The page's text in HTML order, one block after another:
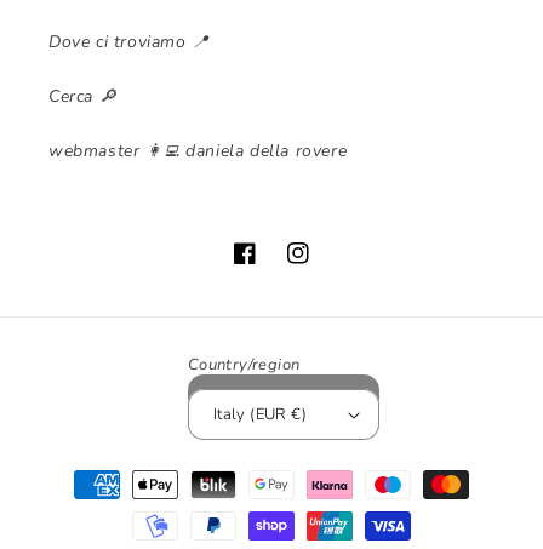
Dove ci troviamo 📍
Cerca 🔎
webmaster 👩‍💻 daniela della rovere
FacebookInstagram
Country/region
Italy (EUR €)
Payment
methods